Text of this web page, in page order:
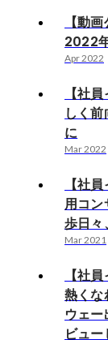
【動
2022
Apr 2022
【社
しく
に
Mar 2022
【社
用コン
歩日々
Mar 2021
【社
熱くな
ウェ
ビュー